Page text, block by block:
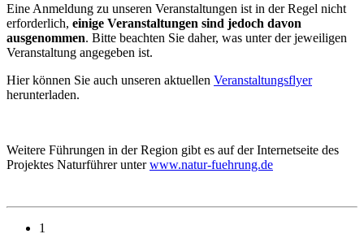
Eine Anmeldung zu unseren Veranstaltungen ist in der Regel nicht
erforderlich, einige Veranstaltungen sind jedoch davon
ausgenommen. Bitte beachten Sie daher, was unter der jeweiligen
Veranstaltung angegeben ist.
Hier können Sie auch unseren aktuellen Veranstaltungsflyer
herunterladen.
Weitere Führungen in der Region gibt es auf der Internetseite des
Projektes Naturführer unterwww.natur-fuehrung.de
1